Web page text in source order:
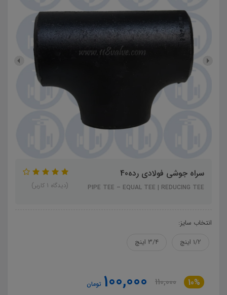
سراه جوشی فولادی رده40
PIPE TEE – EQUAL TEE | REDUCING TEE (دیدگاه 1 کاربر)
انتخاب سایز:
1/2 اینچ
3/4 اینچ
10%
110,000
100,000 تومان